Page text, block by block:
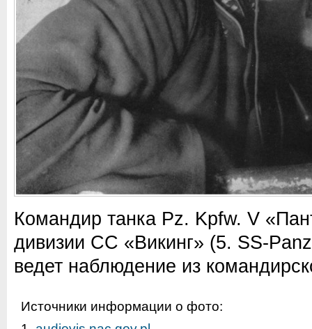
Командир танка Pz. Kpfw. V
дивизии СС «Викинг» (5. SS-
ведет наблюдение из
Источники информации о фото: